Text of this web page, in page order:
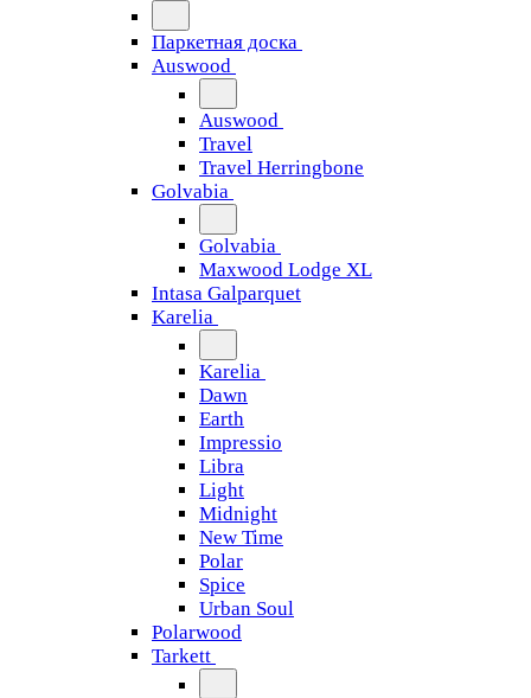
Паркетная доска
Auswood
Auswood
Travel
Travel Herringbone
Golvabia
Golvabia
Maxwood Lodge XL
Intasa Galparquet
Karelia
Karelia
Dawn
Earth
Impressio
Libra
Light
Midnight
New Time
Polar
Spice
Urban Soul
Polarwood
Tarkett